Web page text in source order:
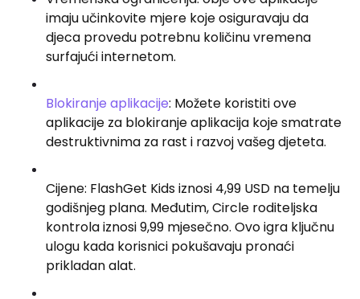
imaju učinkovite mjere koje osiguravaju da
djeca provedu potrebnu količinu vremena
surfajući internetom.
Blokiranje aplikacije: Možete koristiti ove
aplikacije za blokiranje aplikacija koje smatrate
destruktivnima za rast i razvoj vašeg djeteta.
Cijene: FlashGet Kids iznosi 4,99 USD na temelju
godišnjeg plana. Međutim, Circle roditeljska
kontrola iznosi 9,99 mjesečno. Ovo igra ključnu
ulogu kada korisnici pokušavaju pronaći
prikladan alat.